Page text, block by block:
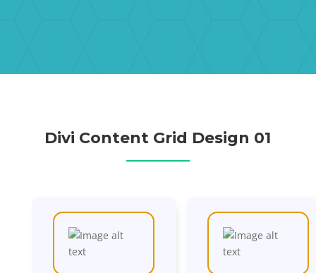
Divi Content Grid Design 01